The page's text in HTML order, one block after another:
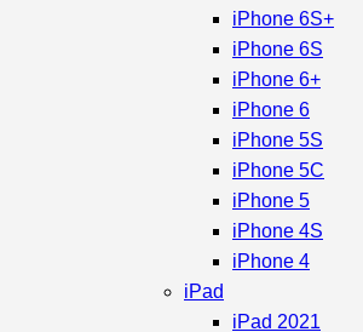
iPhone 6S+
iPhone 6S
iPhone 6+
iPhone 6
iPhone 5S
iPhone 5C
iPhone 5
iPhone 4S
iPhone 4
iPad
iPad 2021